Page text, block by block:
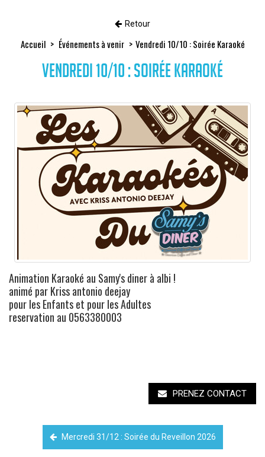
Retour
Accueil Événements à venir Vendredi 10/10 : Soirée Karaoké
Vendredi 10/10 : Soirée Karaoké
Animation Karaoké au Samy's diner à albi !
animé par Kriss antonio deejay
pour les Enfants et pour les Adultes
reservation au 0563380003
PRENEZ CONTACT
Mercredi 31/12 : Soirée du Reveillon 2026